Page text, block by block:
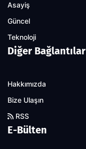
Asayiş
Güncel
Teknoloji
Diğer Bağlantılar
Hakkımızda
Bize Ulaşın
RSS
E-Bülten